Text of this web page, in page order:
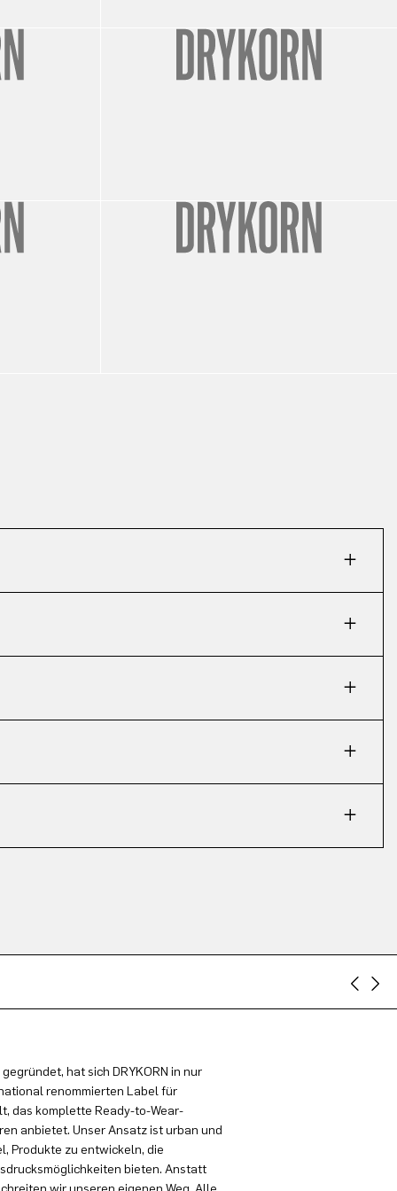
hat sich DRYKORN in nur
renommierten Label für
das komplette Ready-to-Wear-
anbietet. Unser Ansatz ist urban und
Produkte zu entwickeln, die
bieten. Anstatt